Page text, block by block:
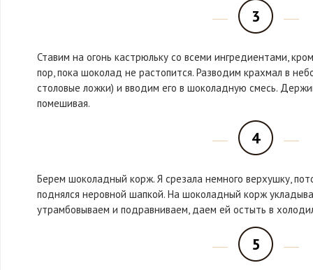
3
Ставим на огонь кастрюльку со всеми ингредиентами,
пор, пока шоколад не растопится. Разводим крахмал в
столовые ложки) и вводим его в шоколадную смесь.
помешивая.
4
Берем шоколадный корж. Я срезала немного верхушку,
поднялся неровной шапкой. На шоколадный корж
утрамбовываем и подравниваем, даем ей остыть в
5